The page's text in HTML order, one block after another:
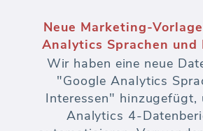
Neue Marketing-
Analytics Sprachen und
Wir haben eine neue
"Google Analytics
Interessen" hinzugefügt,
Analytics 4-